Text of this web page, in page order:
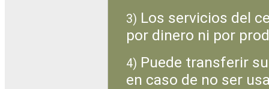
3) Los servicios del
por dinero ni por
4) Puede transferir
en caso de no ser